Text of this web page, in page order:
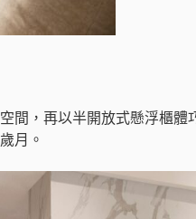
間，再以半開放式懸浮櫃體
月。